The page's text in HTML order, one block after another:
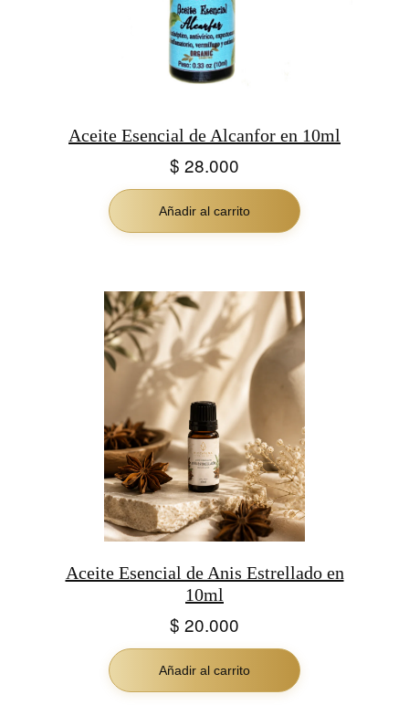
Aceite Esencial de Alcanfor en 10ml
$ 28.000
Añadir al carrito
Aceite Esencial de Anis Estrellado en
10ml
$ 20.000
Añadir al carrito